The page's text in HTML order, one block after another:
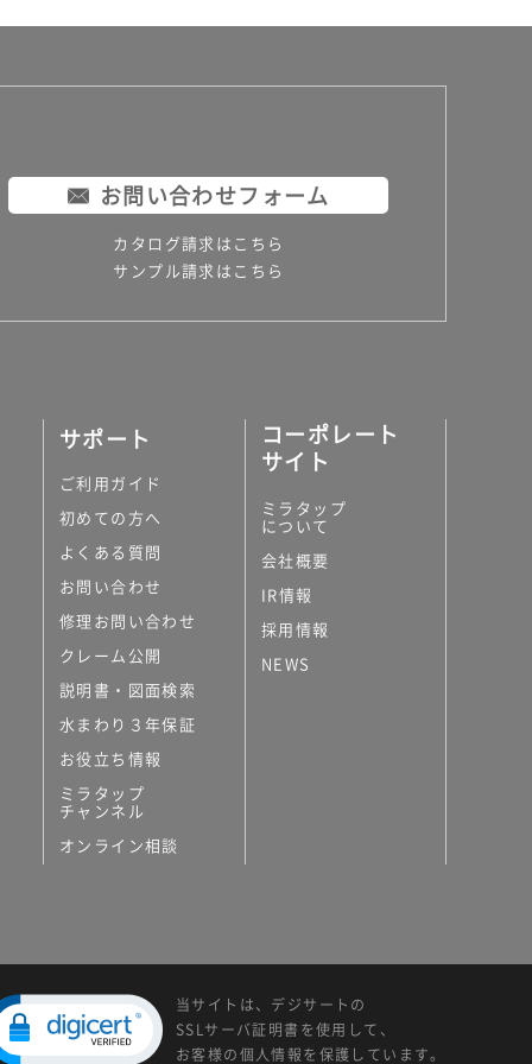
お問い合わせフォーム
カタログ請求はこちら
サンプル請求はこちら
サポート
ご利用ガイド
初めての方へ
よくある質問
お問い合わせ
修理お問い合わせ
クレーム公開
説明書・図面検索
水まわり３年保証
お役立ち情報
ミラタップ
チャンネル
オンライン相談
コーポレート
サイト
ミラタップ
について
会社概要
IR情報
採用情報
NEWS
当サイトは、デジサートの
SSLサーバ証明書を使用して、
お客様の個人情報を保護しています。